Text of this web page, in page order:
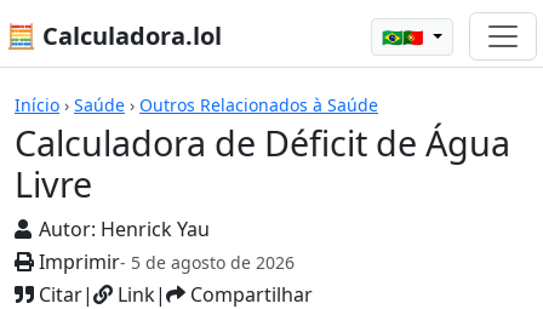
🧮 Calculadora.lol 🇧🇷🇵🇹
Início › Saúde › Outros Relacionados à Saúde
Calculadora de Déficit de Água
Livre
Autor: Henrick Yau
Imprimir- 5 de agosto de 2026
Citar| Link| Compartilhar
Calculadoras